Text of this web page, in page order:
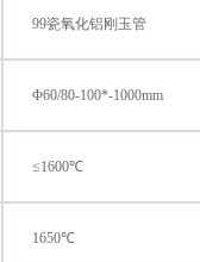
99瓷氧化铝刚玉管
Φ60/80-100*-1000mm
≤1600℃
1650℃